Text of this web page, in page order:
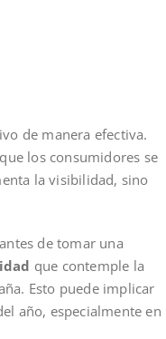
de manera efectiva.
los consumidores se
la visibilidad, sino
de tomar una
que contemple la
Esto puede implicar
año, especialmente en